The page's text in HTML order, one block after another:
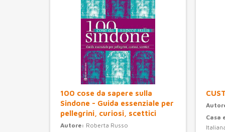
100 cose da sapere sulla
Sindone - Guida essenziale per
pellegrini, curiosi, scettici
Autore: Roberta Russo
Casa